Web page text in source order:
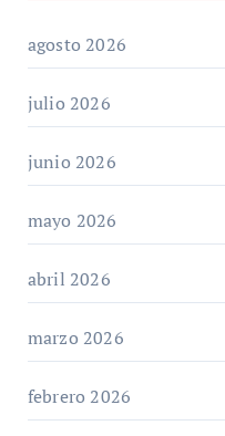
agosto 2026
julio 2026
junio 2026
mayo 2026
abril 2026
marzo 2026
febrero 2026